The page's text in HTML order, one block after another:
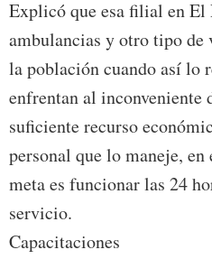
Explicó que esa filial en El
ambulancias y otro tipo
la población cuando así lo
enfrentan al inconveniente
suficiente recurso
personal que lo maneje,
meta es funcionar las 24
servicio.
Capacitaciones